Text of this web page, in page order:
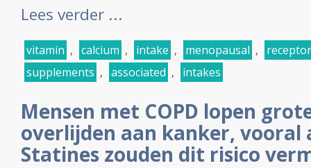
Lees verder ...
vitamin , calcium , intake , menopausal ,
receptor
supplements , associated , intakes
Mensen met COPD lopen
overlijden aan kanker, vooral
Statines zouden dit risico